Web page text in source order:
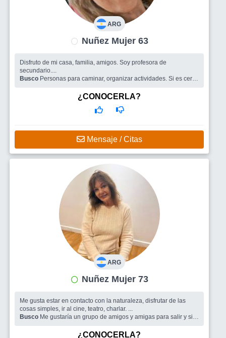
ARG
Nuñez Mujer 63
Disfruto de mi casa, familia, amigos. Soy profesora de
secundario....
Busco Personas para caminar, organizar actividades. Si es cerca
¿CONOCERLA?
Mensaje / Citas
ARG
Nuñez Mujer 73
Me gusta estar en contacto con la naturaleza, disfrutar de las
cosas simples, ir al cine, teatro, charlar. ...
Busco Me gustaría un grupo de amigos y amigas para salir y si
¿CONOCERLA?